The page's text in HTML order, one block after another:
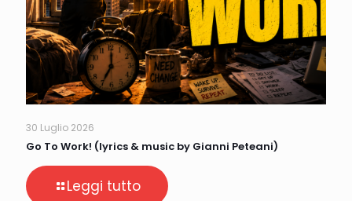
30 Luglio 2026
Go To Work! (lyrics & music by Gianni Peteani)
Leggi tutto